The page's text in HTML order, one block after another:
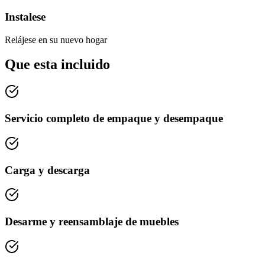
Instalese
Relájese en su nuevo hogar
Que esta incluido
Servicio completo de empaque y desempaque
Carga y descarga
Desarme y reensamblaje de muebles